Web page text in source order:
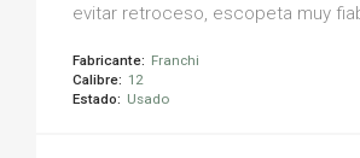
evitar retroceso, escopeta muy
Fabricante: Franchi
Calibre: 12
Estado: Usado